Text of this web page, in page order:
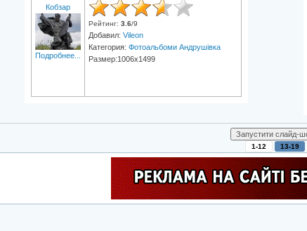
Кобзар
Подробнее...
Рейтинг: 3.6/9
Добавил: Vileon
Категория: Фотоальбоми Андрушівка
Размер:1006x1499
1-12 13-19